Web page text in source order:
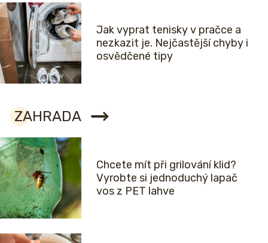
Jak vyprat tenisky v pračce a
nezkazit je. Nejčastější chyby i
osvědčené tipy
ZAHRADA
Chcete mít při grilování klid?
Vyrobte si jednoduchý lapač
vos z PET lahve